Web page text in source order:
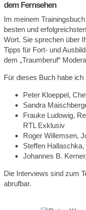
dem Fernsehen
Im meinem
besten und
Wort. Sie sprechen über
Tipps für Fort- und
dem „Traumberuf“
Für dieses Buch habe
Peter Kloeppel,
Sandra
Frauke Ludowig,
RTL Exklusiv
Roger Willemsen,
Steffen
Johannes B.
Die Interviews sind zum
abrufbar.